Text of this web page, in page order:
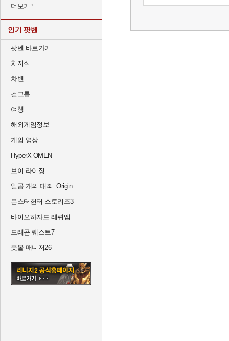
더보기
인기 팟벤
팟벤 바로가기
치지직
차벤
걸그룹
여행
해외게임정보
게임 영상
HyperX OMEN
브이 라이징
일곱 개의 대죄: Origin
몬스터헌터 스토리즈3
바이오하자드 레퀴엠
드래곤 퀘스트7
풋볼 매니저26